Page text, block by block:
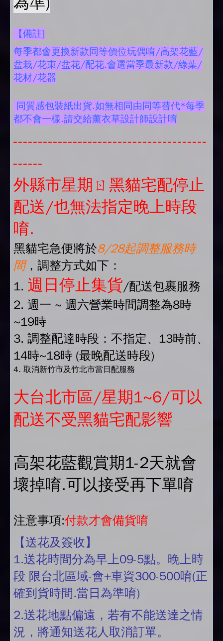
【備註]
每季都會更換新款同等價位玩偶唷/高架花藍/
盆栽/花束/盆花/配花.會選當季最新款/綠葉/
花材/花器
同質感包裝紙出貨.如無相同由同等替代*每季
都不會一樣.請交給薰衣草設計師設計唷
---------------------------------------
------
外縣市星期ㄖ黑貓宅配停止
配送/也無法指定晚上時段
唷.
黑貓宅急便將於8/28起調整服務時
間，調整方式如下：
1. 週日停止集貨/配送包裹服務
2. 週一 ~ 週六營業時間調整為8時
~19時
3. 調整配達時段：不指定、13時前、
14時~18時 (最晚配送時段)
4. 取消新竹市及竹北市當日配服務
大台北市區/星期1~6/可以
配送不受黑貓宅配影響
高架花藍觀賞期1-2天就會
壞掉唷.可以接受再下單唷
注意事項:付款才會備貨唷
【送花及簽收】
1.送花時間分為早上09-5點。晚上時
段 限台北區域-會+車資300-500唷(正
確到貨時間.當日為準唷)
2.送花地點偏遠，若有不能送達之情
況，將通知送花人取消訂單。